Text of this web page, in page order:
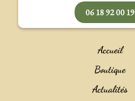
06 18 92 00 19
Accueil
Boutique
Actualités